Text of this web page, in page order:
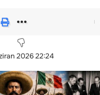
2026 22:24